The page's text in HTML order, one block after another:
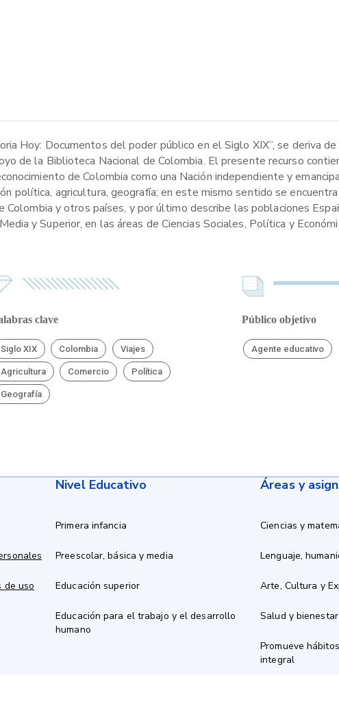
Hoy: Documentos del poder público en el Siglo XIX”, se deriva
de la Biblioteca Nacional de Colombia. El presente recurso
de Colombia como una Nación independiente y
política, agricultura, geografía; en este mismo sentido se
y otros países, y por último describe las poblaciones
y Superior, en las áreas de Ciencias Sociales, Política y
clave
Siglo XIX Colombia Viajes
Agricultura Comercio Política
Geografía
Público objetivo
Agente educativo
de uso
Nivel Educativo
Primera infancia
Preescolar, básica y media
Educación superior
Educación para el trabajo y el desarrollo
humano
Áreas y
Ciencias y
Lenguaje,
Arte, Cultura y
Salud y bienestar
Promueve
integral